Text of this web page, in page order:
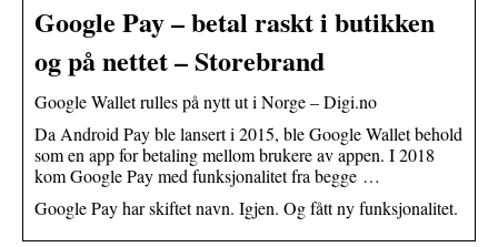
Google Pay – betal raskt i butikken
og på nettet – Storebrand
Google Wallet rulles på nytt ut i Norge – Digi.no
Da Android Pay ble lansert i 2015, ble Google Wallet behold
som en app for betaling mellom brukere av appen. I 2018
kom Google Pay med funksjonalitet fra begge …
Google Pay har skiftet navn. Igjen. Og fått ny funksjonalitet.